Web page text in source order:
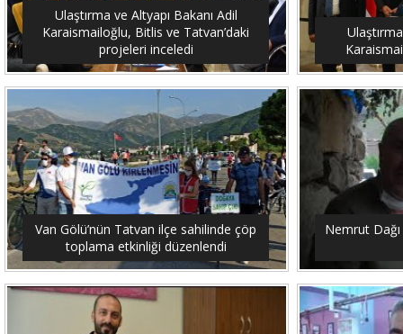
Ulaştırma ve Altyapı Bakanı Adil
Karaismailoğlu, Bitlis ve Tatvan’daki
projeleri inceledi
Van Gölü’nün Tatvan ilçe sahilinde çöp
toplama etkinliği düzenlendi
Nemrut